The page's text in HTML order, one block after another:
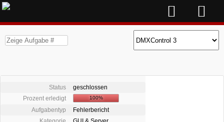
Status
geschlossen
Prozent erledigt
100%
Aufgabentyp
Fehlerbericht